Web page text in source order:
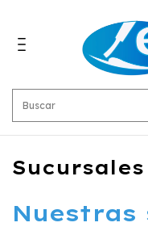
Sucursales
Nuestras